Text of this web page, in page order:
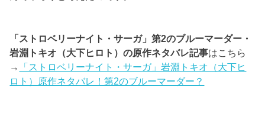
「ストロベリーナイト・サーガ」第2のブルーマーダー・
岩淵トキオ（大下ヒロト）の原作ネタバレ記事はこちら
→
「ストロベリーナイト・サーガ」岩淵トキオ（大下ヒ
ロト）原作ネタバレ！第2のブルーマーダー？